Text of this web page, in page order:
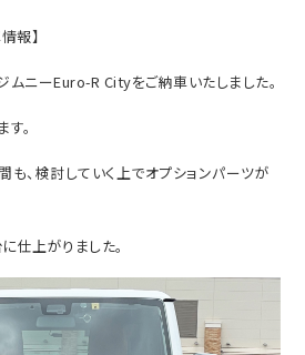
報】
ムニーEuro-R Cityをご納車いたしました。
。
も、検討していく上でオプションパーツが
仕上がりました。